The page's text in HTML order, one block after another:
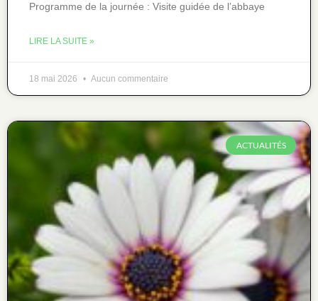
Programme de la journée : Visite guidée de l’abbaye
LIRE LA SUITE »
18 mai 2026 Aucun commentaire
ACTUALITÉS